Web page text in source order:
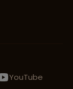
YouTube